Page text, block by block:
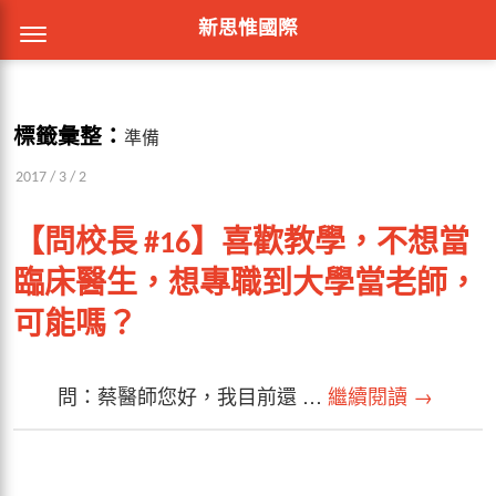
新思惟國際
標籤彙整： 準備
2017 / 3 / 2
【問校長 #16】喜歡教學，不想當
臨床醫生，想專職到大學當老師，
可能嗎？
問：蔡醫師您好，我目前還 … 繼續閱讀 →